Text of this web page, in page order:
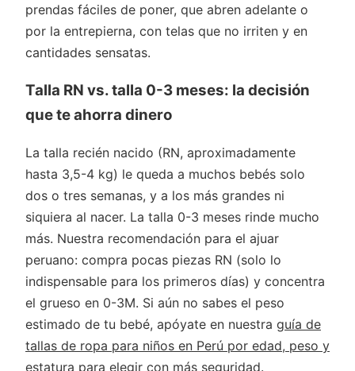
prendas fáciles de poner, que abren adelante o
por la entrepierna, con telas que no irriten y en
cantidades sensatas.
Talla RN vs. talla 0-3 meses: la decisión
que te ahorra dinero
La talla recién nacido (RN, aproximadamente
hasta 3,5-4 kg) le queda a muchos bebés solo
dos o tres semanas, y a los más grandes ni
siquiera al nacer. La talla 0-3 meses rinde mucho
más. Nuestra recomendación para el ajuar
peruano: compra pocas piezas RN (solo lo
indispensable para los primeros días) y concentra
el grueso en 0-3M. Si aún no sabes el peso
estimado de tu bebé, apóyate en nuestra guía de
tallas de ropa para niños en Perú por edad, peso y
estatura para elegir con más seguridad.